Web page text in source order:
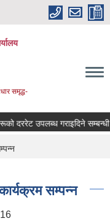
समृद्ध-
उपलब्ध गराइदिने सम्बन्धी
सम्पन्न